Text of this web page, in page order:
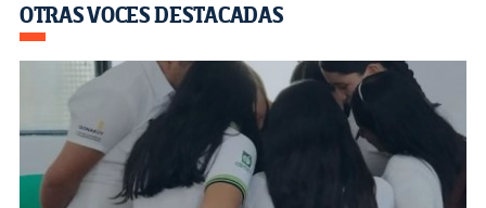
OTRAS VOCES DESTACADAS